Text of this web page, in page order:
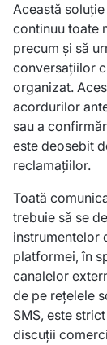
Această
continuu toate
precum și să
conversațiilor
organizat.
acordurilor
sau a
este deosebit
reclamațiilor.
Toată
trebuie să se
instrumentelor
platformei, în
canalelor
de pe rețelele
SMS, este
discuții